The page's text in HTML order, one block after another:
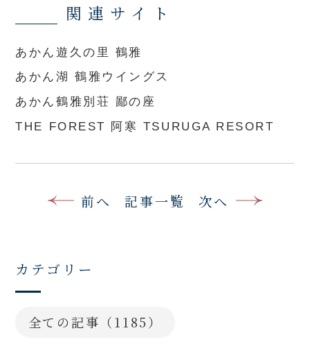
関連サイト
あかん遊久の里 鶴雅
あかん湖 鶴雅ウイングス
あかん鶴雅別荘 鄙の座
THE FOREST 阿寒 TSURUGA RESORT
前へ 記事一覧 次へ
カテゴリー
全ての記事（1185）